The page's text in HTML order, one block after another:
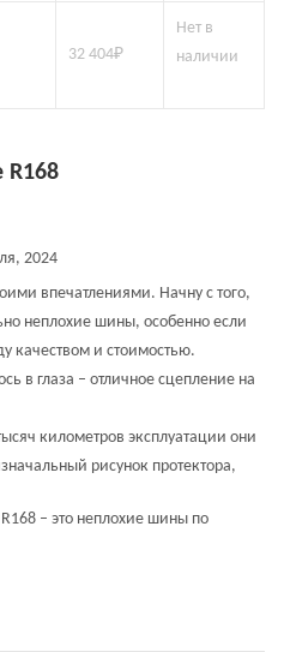
32 404₽
Нет в
наличии
R168
2024
впечатлениями. Начну с того,
неплохие шины, особенно если
качеством и стоимостью.
в глаза – отличное сцепление на
километров эксплуатации они
рисунок протектора,
– это неплохие шины по